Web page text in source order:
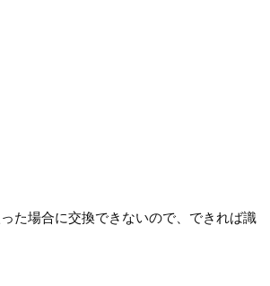
た場合に交換できないので、できれば識